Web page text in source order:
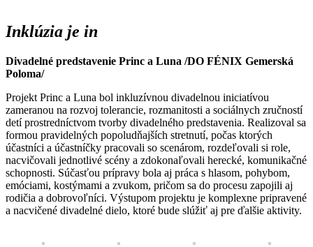
Inklúzia je in
Divadelné predstavenie Princ a Luna /DO FÉNIX Gemerská
Poloma/
Projekt Princ a Luna bol inkluzívnou divadelnou iniciatívou
zameranou na rozvoj tolerancie, rozmanitosti a sociálnych zručností
detí prostredníctvom tvorby divadelného predstavenia. Realizoval sa
formou pravidelných popoludňajších stretnutí, počas ktorých
účastníci a účastníčky pracovali so scenárom, rozdeľovali si role,
nacvičovali jednotlivé scény a zdokonaľovali herecké, komunikačné
schopnosti. Súčasťou prípravy bola aj práca s hlasom, pohybom,
emóciami, kostýmami a zvukom, pričom sa do procesu zapojili aj
rodičia a dobrovoľníci. Výstupom projektu je komplexne pripravené
a nacvičené divadelné dielo, ktoré bude slúžiť aj pre ďalšie aktivity.